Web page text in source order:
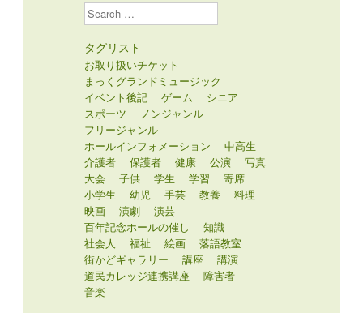
Search
タグリスト
お取り扱いチケット
まっくグランドミュージック
イベント後記
ゲーム
シニア
スポーツ
ノンジャンル
フリージャンル
ホールインフォメーション
中高生
介護者
保護者 健康 公演
写真
大会
子供 学生 学習
寄席
小学生
幼児 手芸 教養
料理
映画
演劇
演芸
百年記念ホールの催し
知識
社会人
福祉 絵画
落語教室
街かどギャラリー
講座
講演
道民カレッジ連携講座
障害者
音楽